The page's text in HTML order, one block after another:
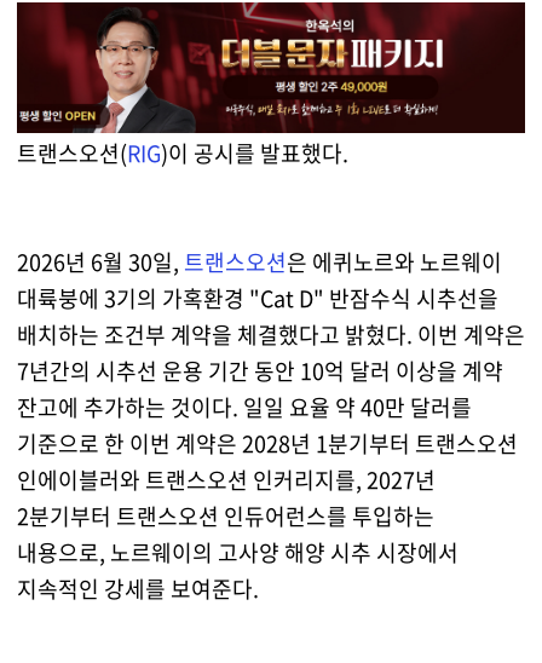
트랜스오션(RIG)이 공시를 발표했다.
2026년 6월 30일, 트랜스오션은 에퀴노르와 노르웨이
대륙붕에 3기의 가혹환경 "Cat D" 반잠수식 시추선을
배치하는 조건부 계약을 체결했다고 밝혔다. 이번 계약은
7년간의 시추선 운용 기간 동안 10억 달러 이상을 계약
잔고에 추가하는 것이다. 일일 요율 약 40만 달러를
기준으로 한 이번 계약은 2028년 1분기부터 트랜스오션
인에이블러와 트랜스오션 인커리지를, 2027년
2분기부터 트랜스오션 인듀어런스를 투입하는
내용으로, 노르웨이의 고사양 해양 시추 시장에서
지속적인 강세를 보여준다.